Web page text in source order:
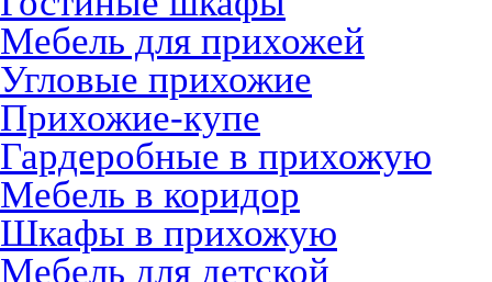
Мебель для прихожей
Угловые прихожие
Прихожие-купе
Гардеробные в прихожую
Мебель в коридор
Шкафы в прихожую
Мебель для детской